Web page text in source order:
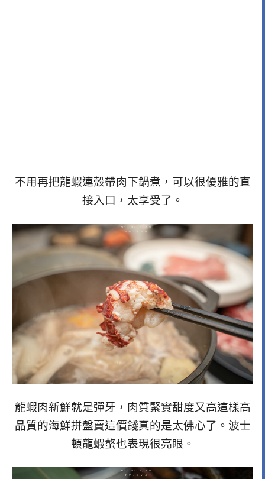
不用再把龍蝦連殼帶肉下鍋煮，可以很優雅的直
接入口，太享受了。
龍蝦肉新鮮就是彈牙，肉質緊實甜度又高這樣高
品質的海鮮拼盤賣這價錢真的是太佛心了。波士
頓龍蝦螯也表現很亮眼。